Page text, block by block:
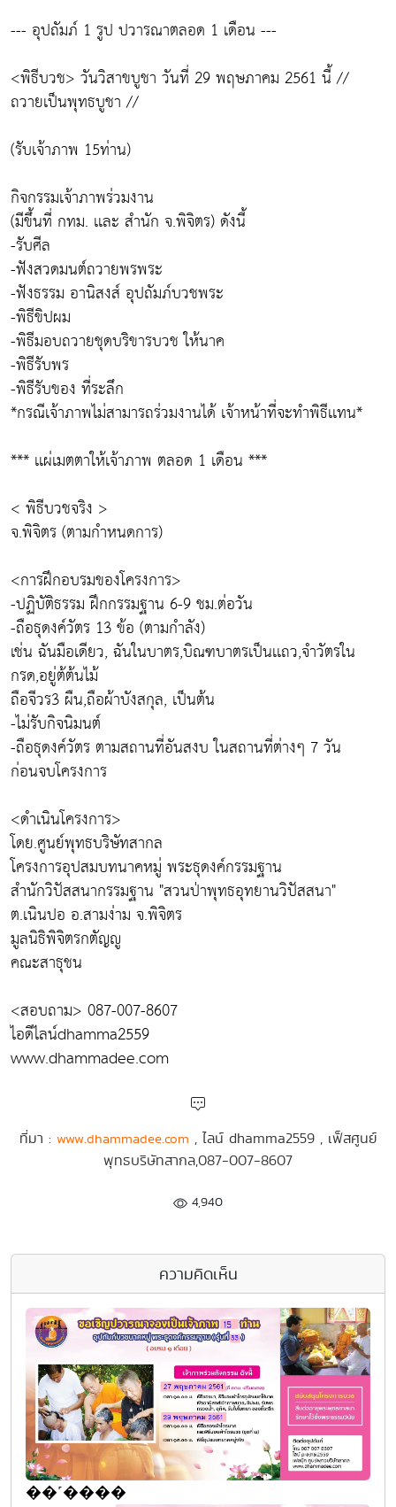
--- อุปถัมภ์ 1 รูป ปวารณาตลอด 1 เดือน ---
<พิธีบวช> วันวิสาขบูชา วันที่ 29 พฤษภาคม 2561 นี้ //
ถวายเป็นพุทธบูชา //
(รับเจ้าภาพ 15ท่าน)
กิจกรรมเจ้าภาพร่วมงาน
(มีขึ้นที่ กทม. เเละ สำนัก จ.พิจิตร) ดังนี้
-รับศีล
-ฟังสวดมนต์ถวายพรพระ
-ฟังธรรม อานิสงส์ อุปถัมภ์บวชพระ
-พิธีขิปผม
-พิธีมอบถวายชุดบริขารบวช ให้นาค
-พิธีรับพร
-พิธีรับของ ที่ระลึก
*กรณีเจ้าภาพไม่สามารถร่วมงานได้ เจ้าหน้าที่จะทำพิธีเเทน*
*** เเผ่เมตตาให้เจ้าภาพ ตลอด 1 เดือน ***
< พิธีบวชจริง >
จ.พิจิตร (ตามกำหนดการ)
<การฝึกอบรมของโครงการ>
-ปฏิบัติธรรม ฝึกกรรมฐาน 6-9 ชม.ต่อวัน
-ถือธุดงค์วัตร 13 ข้อ (ตามกำลัง)
เช่น ฉันมือเดียว, ฉันในบาตร,บิณฑบาตรเป็นเเถว,จำวัตรใน
กรด,อยู่ต้ต้นไม้
ถือจีวร3 ผืน,ถือผ้าบังสกุล, เป็นต้น
-ไม่รับกิจนิมนต์
-ถือธุดงค์วัตร ตามสถานที่อันสงบ ในสถานที่ต่างๆ 7 วัน
ก่อนจบโครงการ
<ดำเนินโครงการ>
โดย.ศูนย์พุทธบริษัทสากล
โครงการอุปสมบทนาคหมู่ พระธุดงค์กรรมฐาน
สำนักวิปัสสนากรรมฐาน "สวนป่าพุทธอุทยานวิปัสสนา"
ต.เนินปอ อ.สามง่าม จ.พิจิตร
มูลนิธิพิจิตรกตัญญู
คณะสาธุชน
<สอบถาม> 087-007-8607
ไอดีไลน์dhamma2559
www.dhammadee.com
ที่มา : www.dhammadee.com , ไลน์ dhamma2559 , เฟ็สศูนย์
พุทธบริษัทสากล,087-007-8607
4,940
ความคิดเห็น
��˹����